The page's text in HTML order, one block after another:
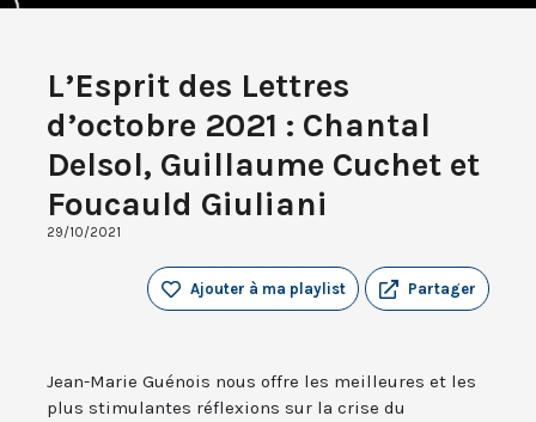
L’Esprit des Lettres
d’octobre 2021 : Chantal
Delsol, Guillaume Cuchet et
Foucauld Giuliani
29/10/2021
Partager
Ajouter à ma playlist
Jean-Marie Guénois nous offre les meilleures et les
plus stimulantes réflexions sur la crise du